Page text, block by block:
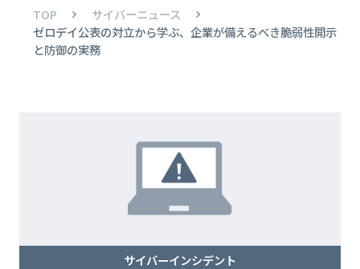
TOP
サイバーニュース
ゼロデイ公表の対立から学ぶ、企業が備えるべき脆弱性開示
と防御の実務
サイバーインシデント